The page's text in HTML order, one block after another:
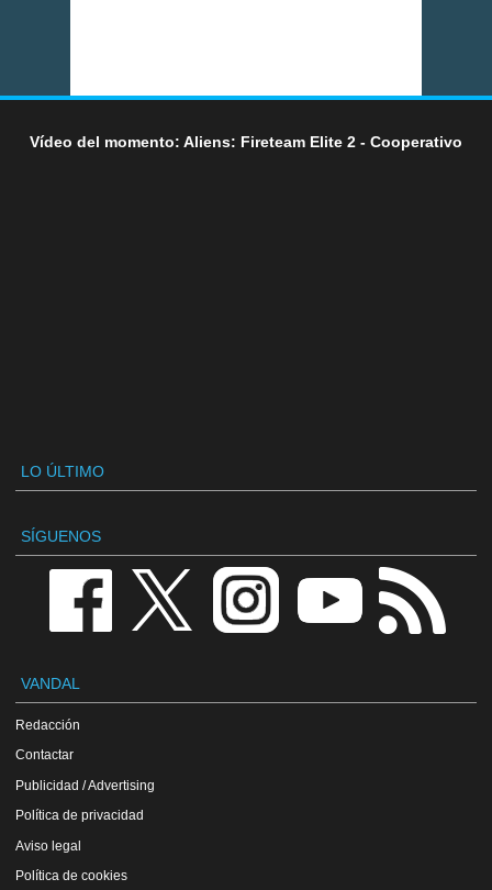
Vídeo del momento: Aliens: Fireteam Elite 2 - Cooperativo
LO ÚLTIMO
SÍGUENOS
VANDAL
Redacción
Contactar
Publicidad / Advertising
Política de privacidad
Aviso legal
Política de cookies